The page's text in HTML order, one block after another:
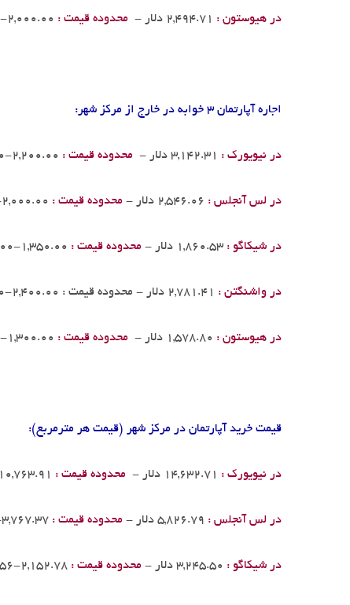
در هیوستون : محدوده قیمت :
اجاره آپارتمان 3 خوابه در خارج از مرکز شهر:
در نیویورک : 3,142.31 دلار - محدوده قیمت :
در لس آنجلس : محدوده قیمت :
در شیکاگو : 1,860.53 دلار - محدوده قیمت : 1,350.00-2,500.00
در واشنگتن :
در هیوستون : محدوده قیمت :
قیمت خرید آپارتمان در مرکز شهر (قیمت هر مترمربع):
در نیویورک : محدوده قیمت : 10,763.91-21,527.82
در لس آنجلس : محدوده قیمت : 3,767.37-7,656.72
در شیکاگو : 3,245.50 دلار - محدوده قیمت : 2,152.78-4,305.56